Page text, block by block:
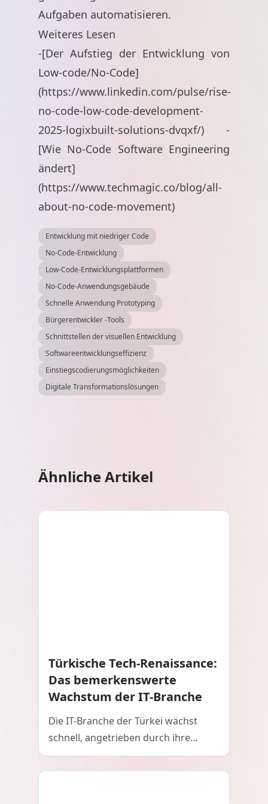
Aufgaben automatisieren.
Weiteres Lesen
-[Der Aufstieg der Entwicklung von
Low-code/No-Code]
(https://www.linkedin.com/pulse/rise-
no-code-low-code-development-
2025-logixbuilt-solutions-dvqxf/) -
[Wie No-Code Software Engineering
ändert]
(https://www.techmagic.co/blog/all-
about-no-code-movement)
Entwicklung mit niedriger Code
No-Code-Entwicklung
Low-Code-Entwicklungsplattformen
No-Code-Anwendungsgebäude
Schnelle Anwendung Prototyping
Bürgerentwickler -Tools
Schnittstellen der visuellen Entwicklung
Softwareentwicklungseffizienz
Einstiegscodierungsmöglichkeiten
Digitale Transformationslösungen
Ähnliche Artikel
Türkische Tech-Renaissance:
Das bemerkenswerte
Wachstum der IT-Branche
Die IT-Branche der Türkei wächst
schnell, angetrieben durch ihre
strategische geografische Lage,
junge und gut ausgebildete